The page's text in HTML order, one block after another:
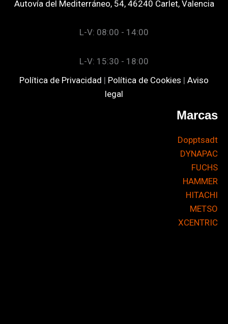
Autovía del Mediterráneo, 54, 46240 Carlet, Valencia
L-V: 08:00 - 14:00
L-V: 15:30 - 18:00
Política de Privacidad | Política de Cookies | Aviso
legal
Marcas
Dopptsadt
DYNAPAC
FUCHS
HAMMER
HITACHI
METSO
XCENTRIC